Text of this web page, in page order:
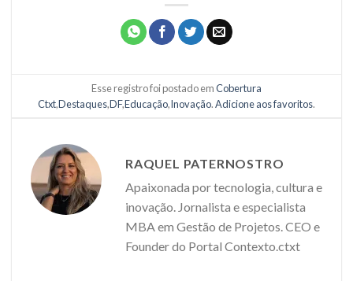
Esse registro foi postado emCobertura
Ctxt,Destaques,DF,Educação,Inovação.Adicione aos favoritos.
RAQUEL PATERNOSTRO
Apaixonada por tecnologia, cultura e
inovação. Jornalista e especialista
MBA em Gestão de Projetos. CEO e
Founder do Portal Contexto.ctxt